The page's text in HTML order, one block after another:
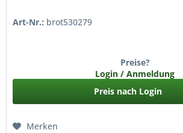
Art-Nr.: brot530279
Preise?
Login / Anmeldung
Preis nach Login
Merken